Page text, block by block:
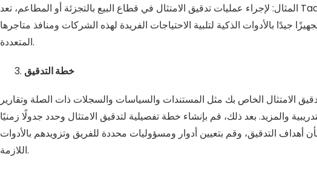
المثال: لإجراء عمليات تدقيق الامتثال في قطاع البيع بالتجزئة أو المطاعم، تعد Taqtics واحدة من أفضل المنصات
جيدًا بالأدوات الذكية لتلبية الاحتياجات الفريدة لهذه الشركات ومنافذ متاجرها
المتعددة.
خطة التدقيق
الامتثال الخاص بك مثل المستندات والسياسات والسجلات ذات الصلة وتقارير
والمزيد. بعد ذلك، قم بإنشاء خطة تفصيلية لتدقيق الامتثال وحدد جدولًا زمنيًا
أهداف التدقيق، وقم بتعيين أدوار ومسؤوليات محددة للفريق وتزويدهم بالأدوات
اللازمة.